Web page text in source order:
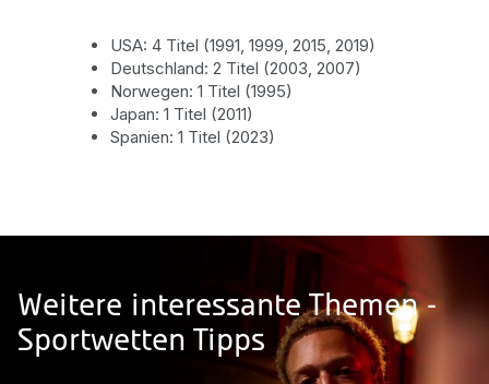
USA: 4 Titel (1991, 1999, 2015, 2019)
Deutschland: 2 Titel (2003, 2007)
Norwegen: 1 Titel (1995)
Japan: 1 Titel (2011)
Spanien: 1 Titel (2023)
Weitere interessante Themen -
Sportwetten Tipps